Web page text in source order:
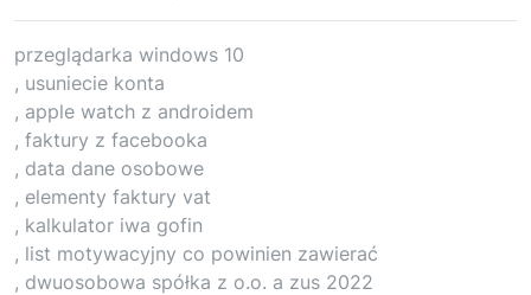
przeglądarka windows 10
, usuniecie konta
, apple watch z androidem
, faktury z facebooka
, data dane osobowe
, elementy faktury vat
, kalkulator iwa gofin
, list motywacyjny co powinien zawierać
, dwuosobowa spółka z o.o. a zus 2022